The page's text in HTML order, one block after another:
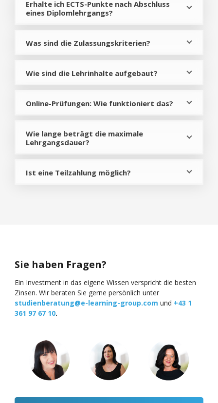
Erhalte ich ECTS-Punkte nach Abschluss
eines Diplomlehrgangs?
Was sind die Zulassungskriterien?
Wie sind die Lehrinhalte aufgebaut?
Online-Prüfungen: Wie funktioniert das?
Wie lange beträgt die maximale
Lehrgangsdauer?
Ist eine Teilzahlung möglich?
Sie haben Fragen?
Ein Investment in das eigene Wissen verspricht die besten
Zinsen. Wir beraten Sie gerne persönlich unter
studienberatung@e-learning-group.com und +43 1
361 97 67 10.